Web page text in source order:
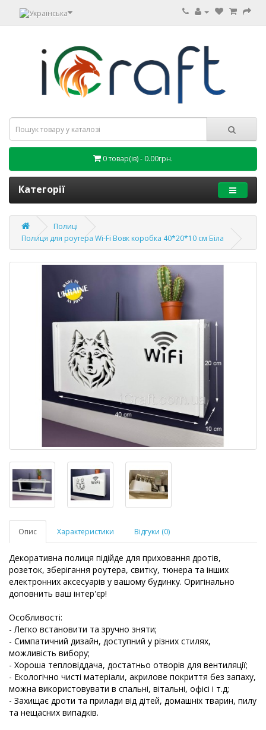
0 товар(ів) - 0.00грн.
Категорії
Полиці
Полиця для роутера Wi-Fi Вовк коробка 40*20*10 см Біла
Опис Характеристики Відгуки (0)
Декоративна полиця підійде для приховання дротів,
розеток, зберігання роутера, свитку, тюнера та інших
електронних аксесуарів у вашому будинку. Оригінально
доповнить ваш інтер'єр!
Особливості:
- Легко встановити та зручно зняти;
- Симпатичний дизайн, доступний у різних стилях,
можливість вибору;
- Хороша тепловіддача, достатньо отворів для вентиляції;
- Екологічно чисті матеріали, акрилове покриття без запаху,
можна використовувати в спальні, вітальні, офісі і т.д;
- Захищає дроти та прилади від дітей, домашніх тварин, пилу
та нещасних випадків.